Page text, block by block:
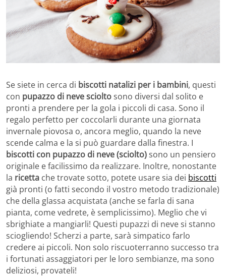
Se siete in cerca di biscotti natalizi per i bambini, questi
con pupazzo di neve scioltosono diversi dal solito e
pronti a prendere per la gola i piccoli di casa. Sono il
regalo perfetto per coccolarli durante una giornata
invernale piovosa o, ancora meglio, quando la neve
scende calma e la si può guardare dalla finestra. I
biscotti con pupazzo di neve (sciolto)sono un pensiero
originale e facilissimo da realizzare. Inoltre, nonostante
la ricetta che trovate sotto, potete usare sia dei biscotti
già pronti (o fatti secondo il vostro metodo tradizionale)
che della glassa acquistata (anche se farla di sana
pianta, come vedrete, è semplicissimo). Meglio che vi
sbrighiate a mangiarli! Questi pupazzi di neve si stanno
sciogliendo! Scherzi a parte, sarà simpatico farlo
credere ai piccoli. Non solo riscuoterranno successo tra
i fortunati assaggiatori per le loro sembianze, ma sono
deliziosi, provateli!